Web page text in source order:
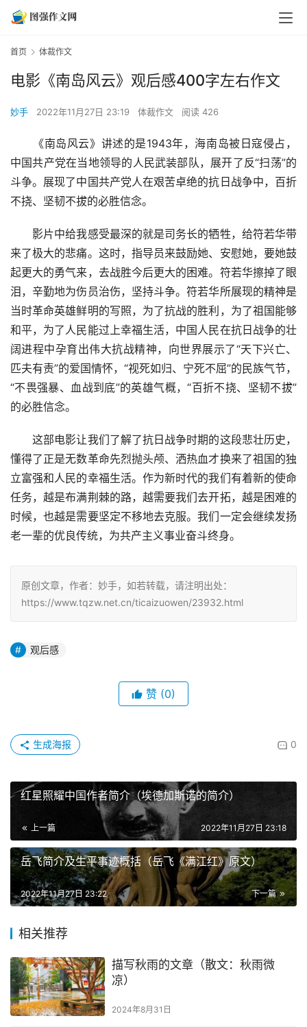
首页 体裁作文
电影《南岛风云》观后感400字左右作文
妙手 2022年11月27日 23:19 体裁作文 阅读 426
《南岛风云》讲述的是1943年，海南岛被日寇侵占，
中国共产党在当地领导的人民武装部队，展开了反“扫荡”的
斗争。展现了中国共产党人在艰苦卓绝的抗日战争中，百折
不挠、坚韧不拔的必胜信念。
影片中给我感受最深的就是司务长的牺牲，给符若华带
来了极大的悲痛。这时，指导员来鼓励她、安慰她，要她鼓
起更大的勇气来，去战胜今后更大的困难。符若华擦掉了眼
泪，辛勤地为伤员治伤，坚持斗争。符若华所展现的精神是
当时革命英雄鲜明的写照，为了抗战的胜利，为了祖国能够
和平，为了人民能过上幸福生活，中国人民在抗日战争的壮
阔进程中孕育出伟大抗战精神，向世界展示了“天下兴亡、
匹夫有责”的爱国情怀，“视死如归、宁死不屈”的民族气节，
“不畏强暴、血战到底”的英雄气概，“百折不挠、坚韧不拔”
的必胜信念。
这部电影让我们了解了抗日战争时期的这段悲壮历史，
懂得了正是无数革命先烈抛头颅、洒热血才换来了祖国的独
立富强和人民的幸福生活。作为新时代的我们有着新的使命
任务，越是布满荆棘的路，越需要我们去开拓，越是困难的
时候，也越是需要坚定不移地去克服。我们一定会继续发扬
老一辈的优良传统，为共产主义事业奋斗终身。
原创文章，作者：妙手，如若转载，请注明出处：
https://www.tqzw.net.cn/ticaizuowen/23932.html
观后感
赞 (0)
0
生成海报
红星照耀中国作者简介（埃德加斯诺的简介）
上一篇 2022年11月27日 23:18
岳飞简介及生平事迹概括（岳飞《满江红》原文）
下一篇
2022年11月27日 23:22
相关推荐
描写秋雨的文章（散文：秋雨微
凉）
2024年8月31日